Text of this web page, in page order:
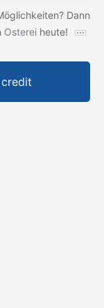
Dann
Osterei heute!